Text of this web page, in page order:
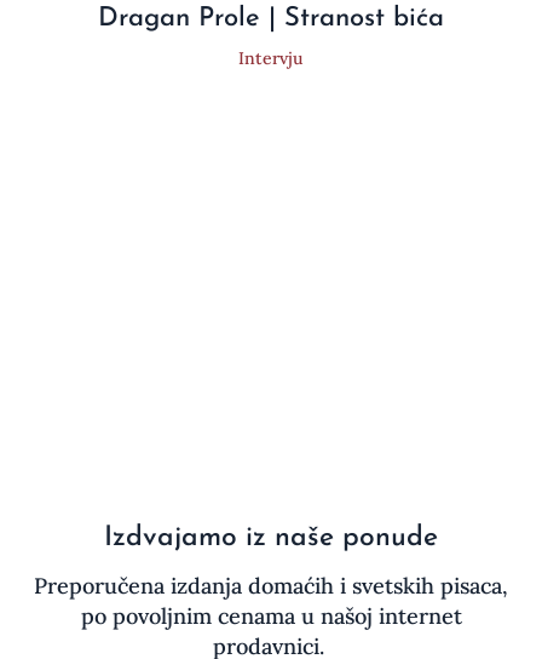
Dragan Prole | Stranost bića
Intervju
Izdvajamo iz naše ponude
Preporučena izdanja domaćih i svetskih pisaca,
po povoljnim cenama u našoj internet
prodavnici.